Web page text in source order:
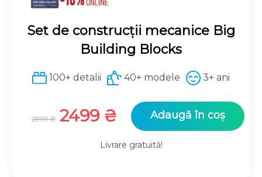
Set de construcții mecanice Big
Building Blocks
100+ detalii 40+ modele 3+ ani
2999₴ Prețul
2499 ₴ Prețul
curent
este:
Adaugă în coș
Livrare gratuită!